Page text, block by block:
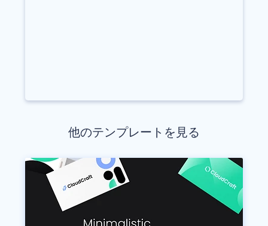
他のテンプレートを見る